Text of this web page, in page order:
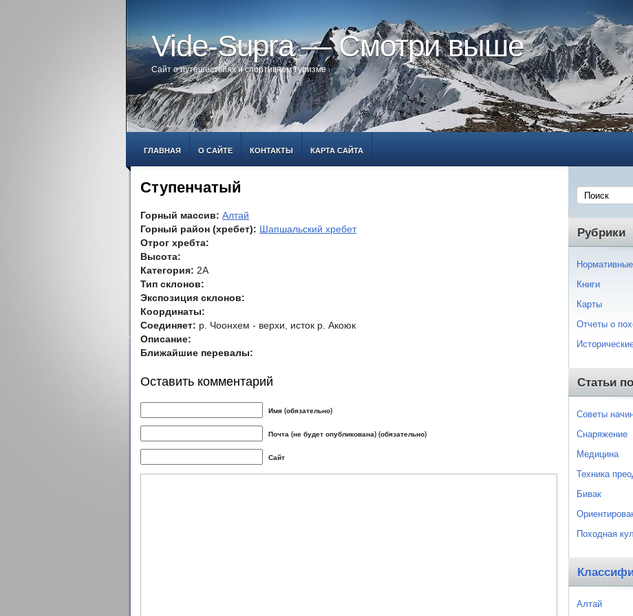
Vide-Supra — Смотри выше
Сайт о путешествиях и спортивном туризме
ГЛАВНАЯ О САЙТЕ КОНТАКТЫ КАРТА САЙТА
Ступенчатый
Горный массив: Алтай
Горный район (хребет): Шапшальский хребет
Отрог хребта:
Высота:
Категория: 2А
Тип склонов:
Экспозиция склонов:
Координаты:
Соединяет: р. Чоонхем - верхи, исток р. Акоюк
Описание:
Ближайшие перевалы:
Оставить комментарий
Имя (обязательно)
Почта (не будет опубликована) (обязательно)
Сайт
Рубрики
Книги
Карты
Отчеты о
Статьи
Советы
Снаряжение
Медицина
Техника
Бивак
Походная
Алтай